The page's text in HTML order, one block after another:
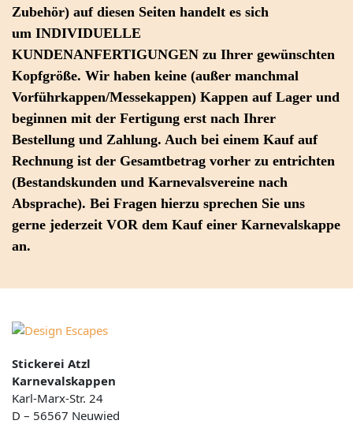
Zubehör) auf diesen Seiten handelt es sich
um INDIVIDUELLE
KUNDENANFERTIGUNGEN zu Ihrer gewünschten
Kopfgröße. Wir haben keine (außer manchmal
Vorführkappen/Messekappen) Kappen auf Lager und
beginnen mit der Fertigung erst nach Ihrer
Bestellung und Zahlung. Auch bei einem Kauf auf
Rechnung ist der Gesamtbetrag vorher zu entrichten
(Bestandskunden und Karnevalsvereine nach
Absprache). Bei Fragen hierzu sprechen Sie uns
gerne jederzeit VOR dem Kaufeiner Karnevalskappe
an.
Stickerei Atzl
Karnevalskappen
Karl-Marx-Str. 24
D – 56567 Neuwied